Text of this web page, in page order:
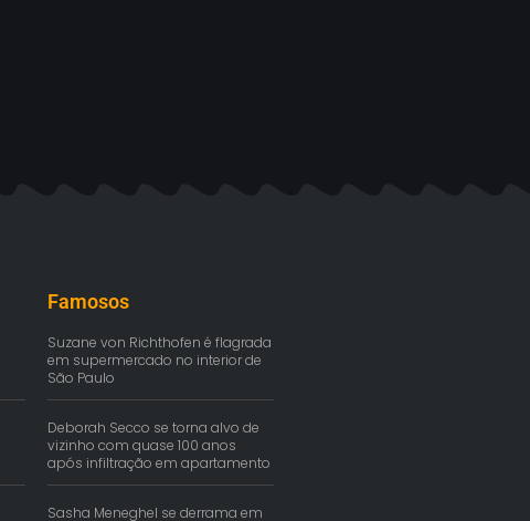
Famosos
Suzane von Richthofen é flagrada
em supermercado no interior de
São Paulo
Deborah Secco se torna alvo de
vizinho com quase 100 anos
após infiltração em apartamento
Sasha Meneghel se derrama em